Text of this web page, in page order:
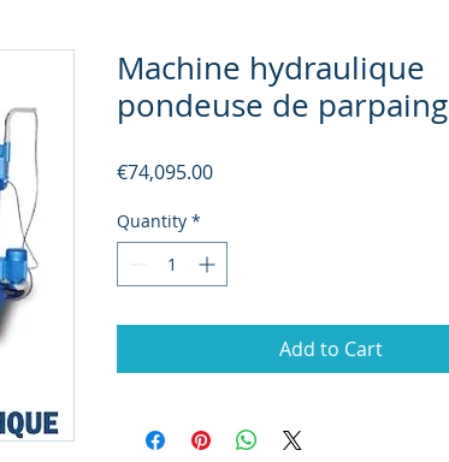
Machine hydraulique
pondeuse de parpaing
€74,095.00Price
Quantity *
Add to Cart